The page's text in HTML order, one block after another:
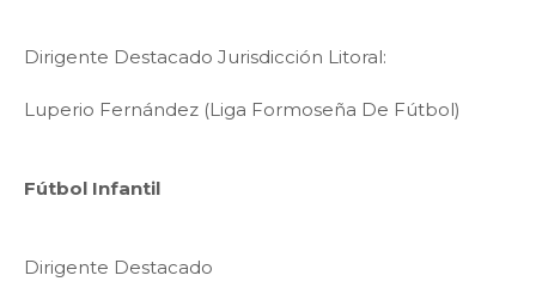
Dirigente Destacado Jurisdicción Litoral:
Luperio Fernández (Liga Formoseña De Fútbol)
Fútbol Infantil
Dirigente Destacado